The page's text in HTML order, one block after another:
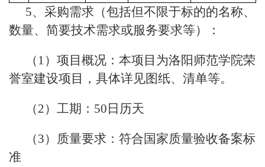
5、采购需求（包括但不限于标的的名称、
数量、简要技术需求或服务要求等）：
（1）项目概况：本项目为洛阳师范学院荣
誉室建设项目，具体详见图纸、清单等。
（2）工期：50日历天
（3）质量要求：符合国家质量验收备案标
准